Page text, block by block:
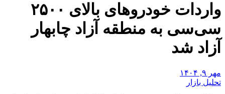
واردات خودروهای بالای ۲۵۰۰
سی‌سی به منطقه آزاد چابهار
آزاد شد
مهر ۹, ۱۴۰۴
تحلیل بازار